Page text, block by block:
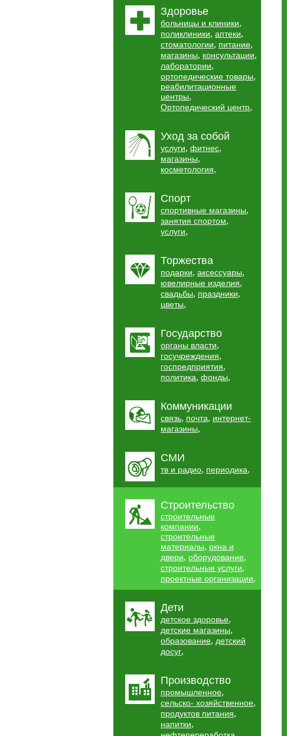
Здоровье
больницы и клиники,
поликлиники, аптеки,
стоматологии, питание,
магазины, консультации,
лаборатории,
ортопедические товары,
реабилитационные
центры,
Ортопедический центр,
Уход за собой
услуги, фитнес,
магазины,
косметология,
Спорт
спортивные магазины,
занятия спортом,
услуги,
Торжества
подарки, аксессуары,
ювелирные изделия,
свадьбы, праздники,
цветы,
Государство
органы власти,
госучреждения,
госпредприятия,
политика, фонды,
Коммуникации
связь, почта, интернет-
магазины,
СМИ
тв и радио, периодика,
Строительство
строительные
компании,
строительные
материалы, окна и
двери, оборудование,
строительные услуги,
проектные организации,
Дети
детское здоровье,
детские магазины,
образование, детский
досуг,
Производство
промышленное,
сельско- хозяйственное,
продуктов питания,
напитки,